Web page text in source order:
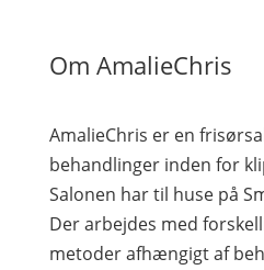
Om AmalieChris
AmalieChris er en
behandlinger inden for
Salonen har til huse på
Der arbejdes med
metoder afhængigt af